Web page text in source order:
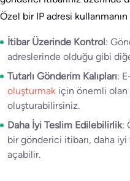
Özel bir IP adresi kullanmanın
İtibar Üzerinde Kontrol:
adreslerinde olduğu gibi
Tutarlı Gönderim Kalıpları:
oluşturmak için önemli olan
oluşturabilirsiniz.
Daha İyi Teslim Edilebilirlik:
bir gönderici itibarı, daha
açabilir.